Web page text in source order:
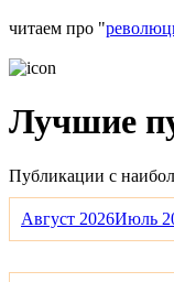
читаем про "
Лучшие
Публикации с
Август 2026Июль